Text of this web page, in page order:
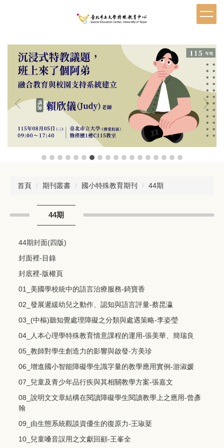
首頁 期刊叢書 國小特殊教育期刊 44期
44期
44期封面(四版)
封面裡-目錄
封底裡-版權頁
01_美國學校統中的語言治療服務-錡寶香
02_發展遲緩幼兒之動作、認知與語言評量-蔡昆瀛
03_(中樞)聽知覺處理障礙之分類與處遇策略-李姿瑩
04_人本心理學特殊教育情意課程的運用-張美華、簡瑞良
05_教師對學生創造力的影響與啟發-方美珍
06_增進國小智能障礙學生識字量的教學應用實例-游淑媛
07_兒童及青少年品行疾與其相關教學方案-張嘉文
08_說明文文章結構在閱讀障礙學生閱讀教學上之應用-曾彥
翰
09_由生態系統觀談資優生的復原力-王琡棻
10_兒童嗓音誤用之文獻回顧-王峯全